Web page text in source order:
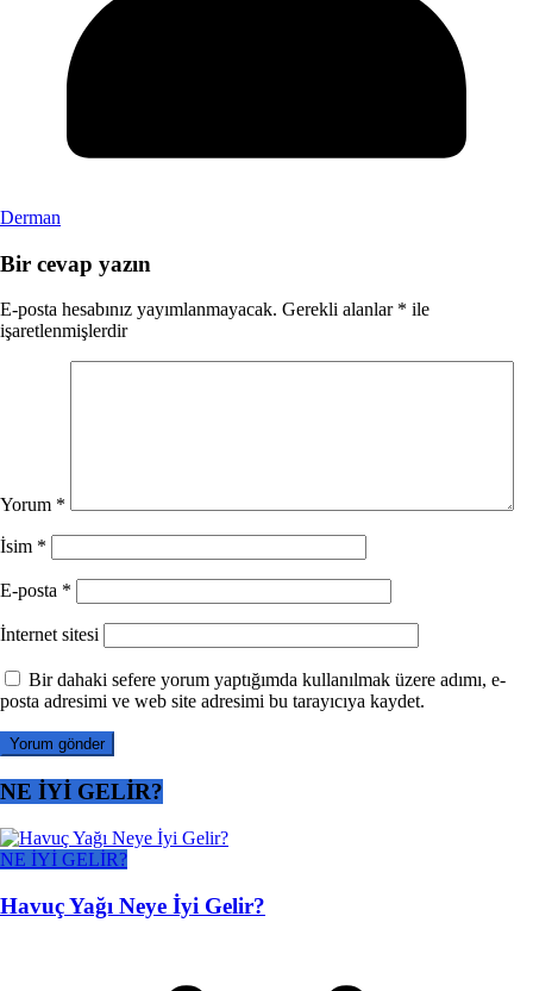
Derman
Bir cevap yazın
E-posta hesabınız yayımlanmayacak. Gerekli alanlar * ile
işaretlenmişlerdir
Yorum *
İsim *
E-posta *
İnternet sitesi
Bir dahaki sefere yorum yaptığımda kullanılmak üzere adımı, e-
posta adresimi ve web site adresimi bu tarayıcıya kaydet.
NE İYİ GELİR?
NE İYİ GELİR?
Havuç Yağı Neye İyi Gelir?